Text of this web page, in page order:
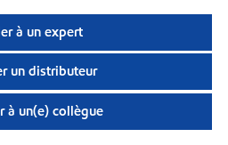
à un expert
un distributeur
à un(e) collègue